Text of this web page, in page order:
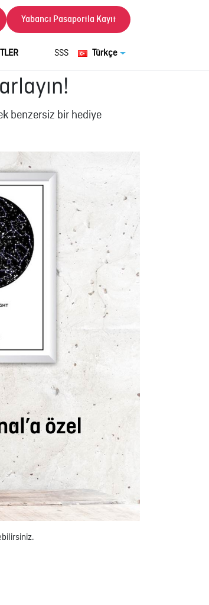
Yabancı Pasaportla Kayıt
SSS Türkçe
benzersiz bir hediye